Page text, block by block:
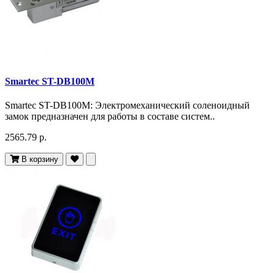
Smartec ST-DB100M
Smartec ST-DB100M: Электромеханический соленоидный
замок предназначен для работы в составе систем..
2565.79 р.
В корзину